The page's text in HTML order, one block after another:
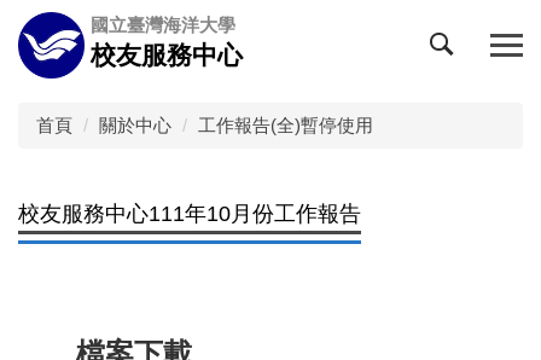
跳
到
主
國立臺灣海洋大學
校友服務中心
首頁 關於中心 工作報告(全)暫停使用
校友服務中心111年10月份工作報告